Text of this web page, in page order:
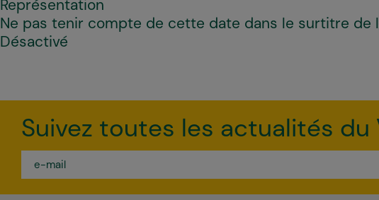
Représentation
Ne pas tenir compte de cette date dans le surtitre de
Désactivé
Suivez toutes les actualités du
mail
*